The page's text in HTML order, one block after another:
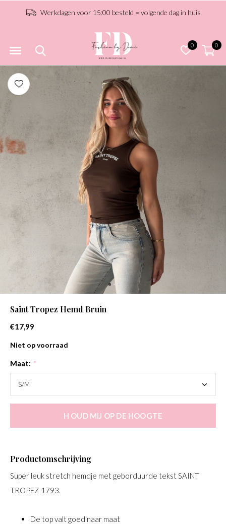
0 0
Werkdagen voor 15:00 besteld = volgende dag in huis
Saint Tropez Hemd Bruin
€17,99
Niet op voorraad
Maat: *
H OUD MIJ OP DE HOOGTE
Productomschrijving
Super leuk stretch hemdje met geborduurde tekst SAINT
TROPEZ 1793.
De top valt goed naar maat